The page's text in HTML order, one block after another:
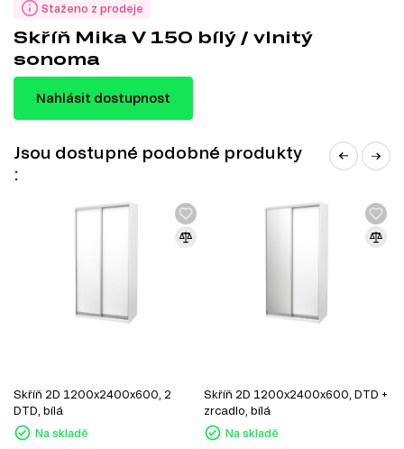
Staženo z prodeje
Skříň Mika V 150 bílý / vlnitý
sonoma
Nahlásit dostupnost
Jsou dostupné podobné produkty
:
Skříň 2D 1200x2400x600, 2
DTD, bílá
Na skladě
Skříň 2D 1200x2400x600, DTD +
zrcadlo, bílá
Na skladě